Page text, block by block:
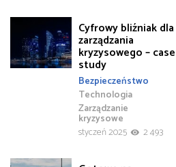
Cyfrowy bliźniak dla
zarządzania
kryzysowego – case
study
Bezpieczeństwo
Technologia
Zarządzanie
kryzysowe
styczeń 2025
2 493